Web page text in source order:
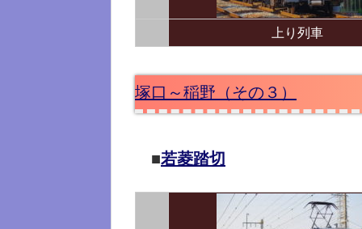
上り列車
塚口～稲野（その３）
■若菱踏切